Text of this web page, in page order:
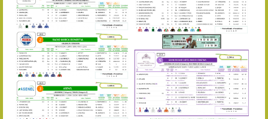
Uztailaren 19a / 19 de
25/07 11:30 Uztailaren 25a / 25 de
02/08 17:30 Abuztuaren 2a / 2 de
09/08 17:30 Abuztuaren 9a / 9 de
12/08 12:08 Abuztaren 12a / 12 de